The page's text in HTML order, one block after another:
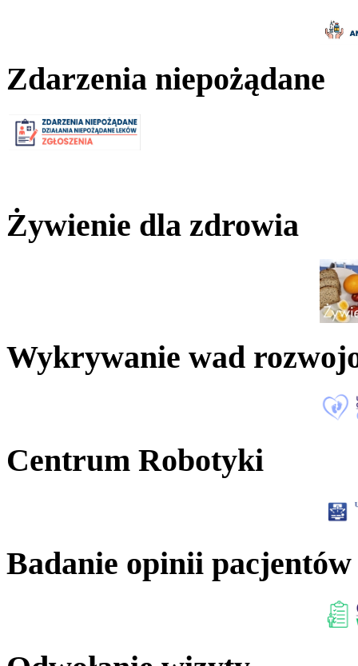
Zdarzenia niepożądane
Żywienie dla zdrowia
Wykrywanie wad
Centrum Robotyki
Badanie opinii pacjentów